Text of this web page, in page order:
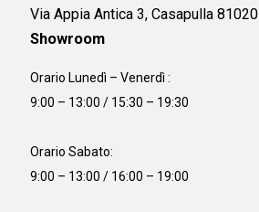
Via Appia Antica 3, Casapulla 81020
Showroom
Orario Lunedì – Venerdì :
9:00 – 13:00 / 15:30 – 19:30
Orario Sabato:
9:00 – 13:00 / 16:00 – 19:00